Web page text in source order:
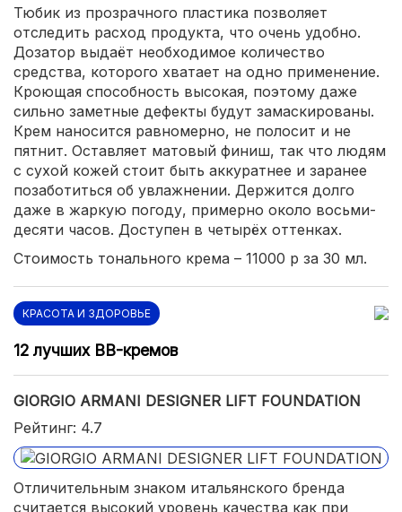
Тюбик из прозрачного пластика позволяет
отследить расход продукта, что очень удобно.
Дозатор выдаёт необходимое количество
средства, которого хватает на одно применение.
Кроющая способность высокая, поэтому даже
сильно заметные дефекты будут замаскированы.
Крем наносится равномерно, не полосит и не
пятнит. Оставляет матовый финиш, так что людям
с сухой кожей стоит быть аккуратнее и заранее
позаботиться об увлажнении. Держится долго
даже в жаркую погоду, примерно около восьми-
десяти часов. Доступен в четырёх оттенках.
Стоимость тонального крема – 11000 р за 30 мл.
КРАСОТА И ЗДОРОВЬЕ
12 лучших BB-кремов
GIORGIO ARMANI DESIGNER LIFT FOUNDATION
Рейтинг: 4.7
Отличительным знаком итальянского бренда
считается высокий уровень качества как при